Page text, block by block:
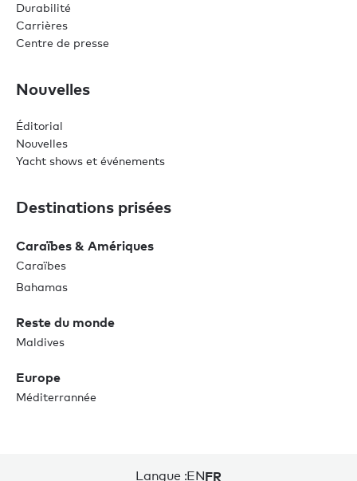
Durabilité
Carrières
Centre de presse
Nouvelles
Éditorial
Nouvelles
Yacht shows et événements
Destinations prisées
Caraïbes & Amériques
Caraïbes
Bahamas
Reste du monde
Maldives
Europe
Méditerrannée
Langue :ENFR